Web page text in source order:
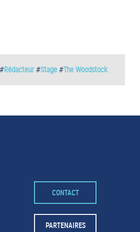
#Rédacteur#Stage #The Woodstock
CONTACT
PARTENAIRES